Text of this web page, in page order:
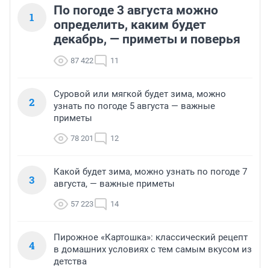
1
По погоде 3 августа можно
определить, каким будет
декабрь, — приметы и поверья
87 422 11
2
Суровой или мягкой будет зима, можно
узнать по погоде 5 августа — важные
приметы
78 201 12
3
Какой будет зима, можно узнать по погоде 7
августа, — важные приметы
57 223 14
4
Пирожное «Картошка»: классический рецепт
в домашних условиях с тем самым вкусом из
детства